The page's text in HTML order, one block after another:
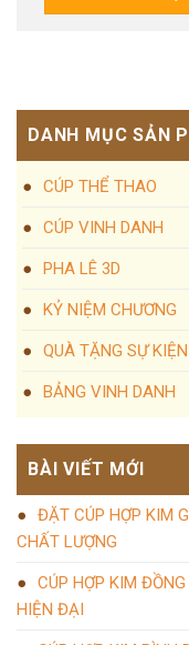
DANH MỤC SẢN
CÚP THỂ THAO
CÚP VINH DANH
PHA LÊ 3D
KỶ NIỆM CHƯƠNG
QUÀ TẶNG SỰ
BẢNG VINH DANH
BÀI VIẾT MỚI
ĐẶT CÚP HỢP KIM
CHẤT LƯỢNG
CÚP HỢP KIM
HIỆN ĐẠI